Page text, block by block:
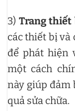
3) Trang thiết
các thiết bị và
để phát hiện
một cách
này giúp đảm
quả sửa chữa.